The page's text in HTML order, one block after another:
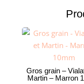
-
Gros grain –
Martin – Marron